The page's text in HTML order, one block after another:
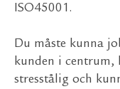
ISO45001.
Du måste kunna
kunden i centrum,
stresstålig och